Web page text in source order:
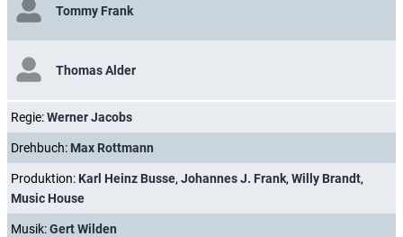
Tommy Frank
Thomas Alder
Regie:Werner Jacobs
Drehbuch: Max Rottmann
Produktion: Karl Heinz Busse, Johannes J. Frank, Willy Brandt,
Music House
Musik:Gert Wilden